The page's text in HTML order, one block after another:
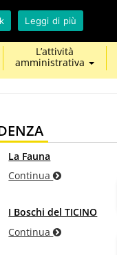
map-
marker
calendar
L’attività
amministrativa
La Fauna
Continua
I Boschi del TICINO
Continua
Leggi di più